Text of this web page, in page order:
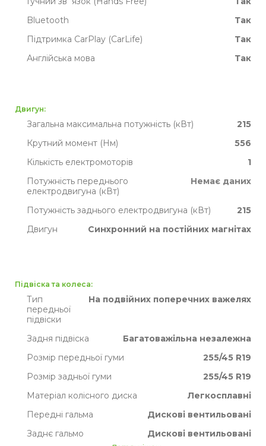
Bluetooth
Так
Підтримка CarPlay (CarLife)
Так
Англійська мова
Так
Двигун:
Загальна максимальна потужність (кВт)
215
Крутний момент (Нм)
556
Кількість електромоторів
1
Потужність переднього
електродвигуна (кВт)
Немає даних
Потужність заднього електродвигуна (кВт)
215
Двигун
Синхронний на постійних магнітах
Підвіска та колеса:
Тип
передньої
підвіски
На подвійних поперечних важелях
Задня підвіска
Багатоважільна незалежна
Розмір передньої гуми
255/45 R19
Розмір задньої гуми
255/45 R19
Матеріал колісного диска
Легкосплавні
Передні гальма
Дискові вентильовані
Заднє гальмо
Дискові вентильовані